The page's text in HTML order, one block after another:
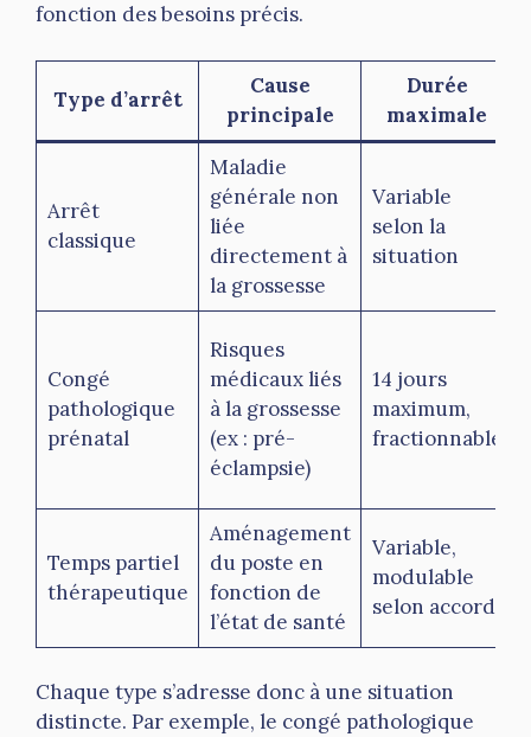
fonction des besoins précis.
Type d’arrêt
Cause
principale
Durée
maximale
Arrêt
classique
Maladie
générale non
liée
directement à
la grossesse
Variable
selon la
situation
Congé
pathologique
prénatal
Risques
médicaux liés
à la grossesse
(ex : pré-
éclampsie)
14 jours
maximum,
fractionnable
Temps partiel
thérapeutique
Aménagement
du poste en
fonction de
l’état de santé
Variable,
modulable
selon accord
Chaque type s’adresse donc à une situation
distincte. Par exemple, le congé pathologique